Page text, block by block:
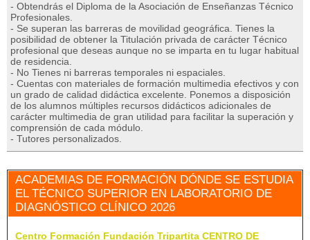
- Obtendrás el Diploma de la Asociación de Enseñanzas Técnico
Profesionales.
- Se superan las barreras de movilidad geográfica. Tienes la
posibilidad de obtener la Titulación privada de carácter Técnico
profesional que deseas aunque no se imparta en tu lugar habitual
de residencia.
- No Tienes ni barreras temporales ni espaciales.
- Cuentas con materiales de formación multimedia efectivos y con
un grado de calidad didáctica excelente. Ponemos a disposición
de los alumnos múltiples recursos didácticos adicionales de
carácter multimedia de gran utilidad para facilitar la superación y
comprensión de cada módulo.
- Tutores personalizados.
ACADEMIAS DE FORMACIÓN DÓNDE SE ESTUDIA
EL TÉCNICO SUPERIOR EN LABORATORIO DE
DIAGNÓSTICO CLÍNICO 2026
Centro Formación Fundación Tripartita CENTRO DE